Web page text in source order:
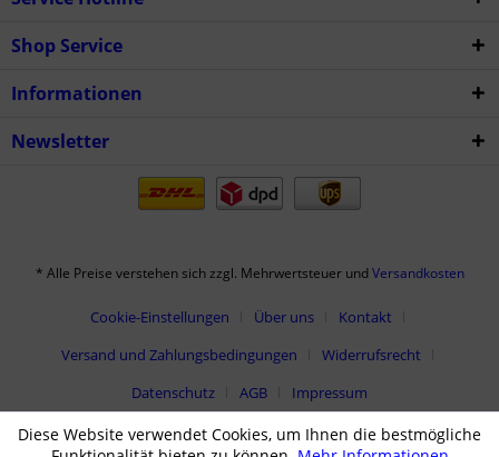
Shop Service
Informationen
Newsletter
* Alle Preise verstehen sich zzgl. Mehrwertsteuer undVersandkosten
Cookie-Einstellungen Über uns
Kontakt
Versand und Zahlungsbedingungen
Widerrufsrecht
Datenschutz
AGB Impressum
Diese Website verwendet Cookies, um Ihnen die bestmögliche